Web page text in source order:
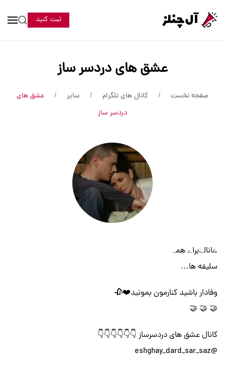
ثبت کنید
عشق های دردسر ساز
صفحه نخست کانال های تلگرام سایر
عشق های
دردسر ساز
ڪانالےبراے همہ
سلیقه ها…
وفادار باشید کنارمون بمونید❤️🥀
🤝 🤝 🤝
کانال عشق های دردسرساز 👇👇👇👇👇👇
@eshghay_dard_sar_saz